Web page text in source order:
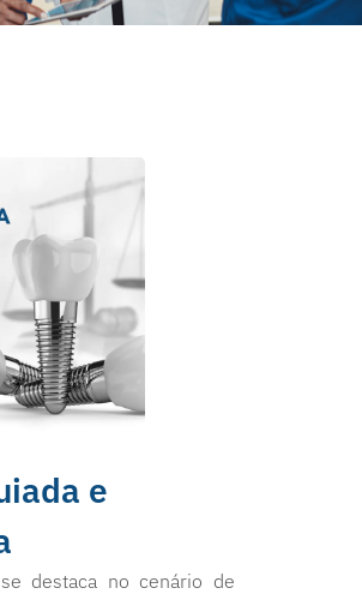
e
se destaca no cenário de